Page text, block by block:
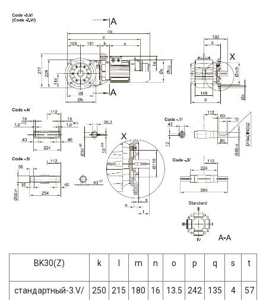
BK30(Z) k m n о р q s t
стандартный-3.V/ 250 215 180 16 13.5 242 135 4 57